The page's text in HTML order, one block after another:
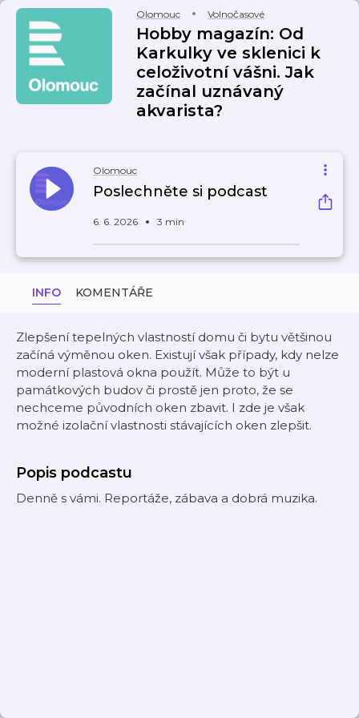
Olomouc Volnočasové
Hobby magazín: Od
Karkulky ve sklenici k
celoživotní vášni. Jak
začínal uznávaný
akvarista?
Olomouc
Poslechněte si podcast
6. 6. 2026 3 min
INFO KOMENTÁŘE
Zlepšení tepelných vlastností domu či bytu většinou
začíná výměnou oken. Existují však případy, kdy nelze
moderní plastová okna použít. Může to být u
památkových budov či prostě jen proto, že se
nechceme původních oken zbavit. I zde je však
možné izolační vlastnosti stávajících oken zlepšit.
Popis podcastu
Denně s vámi. Reportáže, zábava a dobrá muzika.